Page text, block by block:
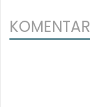
KOMENTAR